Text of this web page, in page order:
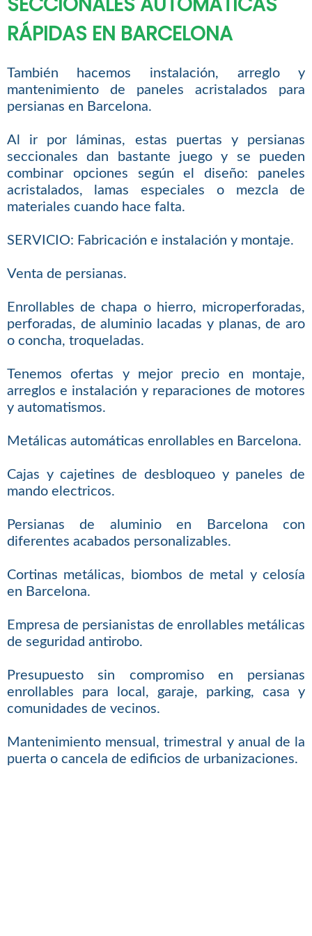
RÁPIDAS EN BARCELONA
También hacemos instalación, arreglo y
mantenimiento de paneles acristalados para
persianas en Barcelona.
Al ir por láminas, estas puertas y persianas
seccionales dan bastante juego y se pueden
combinar opciones según el diseño: paneles
acristalados, lamas especiales o mezcla de
materiales cuando hace falta.
SERVICIO: Fabricación e instalación y montaje.
Venta de persianas.
Enrollables de chapa o hierro, microperforadas,
perforadas, de aluminio lacadas y planas, de aro
o concha, troqueladas.
Tenemos ofertas y mejor precio en montaje,
arreglos e instalación y reparaciones de motores
y automatismos.
Metálicas automáticas enrollables en Barcelona.
Cajas y cajetines de desbloqueo y paneles de
mando electricos.
Persianas de aluminio en Barcelona con
diferentes acabados personalizables.
Cortinas metálicas, biombos de metal y celosía
en Barcelona.
Empresa de persianistas de enrollables metálicas
de seguridad antirobo.
Presupuesto sin compromiso en persianas
enrollables para local, garaje, parking, casa y
comunidades de vecinos.
Mantenimiento mensual, trimestral y anual de la
puerta o cancela de edificios de urbanizaciones.